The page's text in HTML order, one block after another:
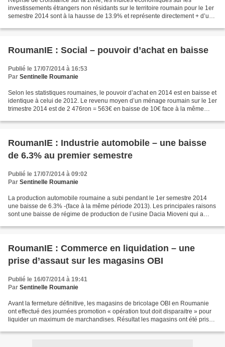
investissements étrangers non résidants sur le territoire roumain pour le 1er
semestre 2014 sont à la hausse de 13.9% et représente directement + d’un
RoumanIE : Social – pouvoir d’achat en baisse
Publié le 17/07/2014 à 16:53
Par Sentinelle Roumanie
Selon les statistiques roumaines, le pouvoir d’achat en 2014 est en baisse et
identique à celui de 2012. Le revenu moyen d’un ménage roumain sur le 1er
trimestre 2014 est de 2 476ron = 563€ en baisse de 10€ face à la même
RoumanIE : Industrie automobile – une baisse
de 6.3% au premier semestre
Publié le 17/07/2014 à 09:02
Par Sentinelle Roumanie
La production automobile roumaine a subi pendant le 1er semestre 2014
une baisse de 6.3% -(face à la même période 2013). Les principales raisons
sont une baisse de régime de production de l’usine Dacia Mioveni qui a
RoumanIE : Commerce en liquidation – une
prise d’assaut sur les magasins OBI
Publié le 16/07/2014 à 19:41
Par Sentinelle Roumanie
Avant la fermeture définitive, les magasins de bricolage OBI en Roumanie
ont effectué des journées promotion « opération tout doit disparaitre » pour
liquider un maximum de marchandises. Résultat les magasins ont été pris